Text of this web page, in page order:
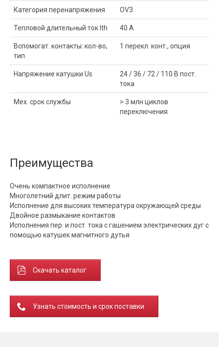
Категория перенапряжения OV3
Тепловой длительный ток Ith 40 A
Вспомогат. контакты: кол-во,
тип
1 перекл. конт., опция
Напряжение катушки Us
24 / 36 / 72 / 110 В пост.
тока
Мех. срок службы
> 3 млн циклов
переключения
Преимущества
Очень компактное исполнение
Многолетний длит. режим работы
Исполнение для высоких температура окружающей среды
Двойное размыкание контактов
Исполнения пер. и пост. тока с гашением электрических дуг с
помощью катушек магнитного дутья
Скачать каталог
Узнать стоимость и срок поставки